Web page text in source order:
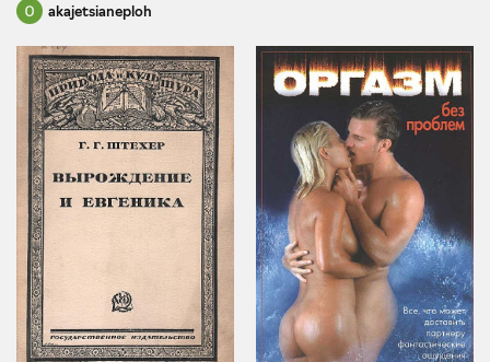
akajetsianeploh